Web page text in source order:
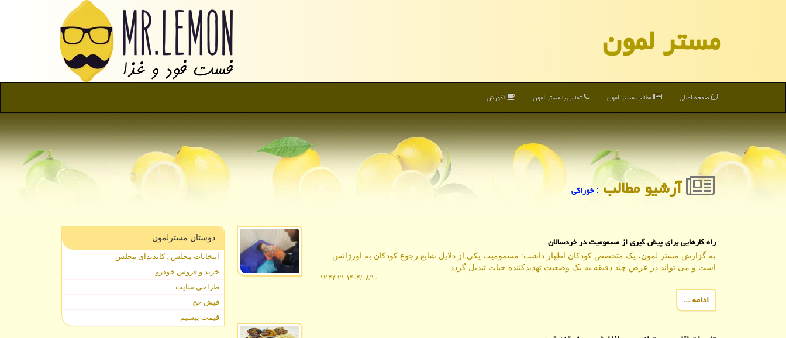
مستر لمون
صفحه اصلی مطالب مستر لمون تماس با مستر لمون آموزش
آرشیو مطالب : خوراكی
راه کارهایی برای پیش گیری از مسمومیت در خردسالان
به گزارش مستر لمون، یک متخصص کودکان اظهار داشت: مسمومیت یکی از دلایل شایع رجوع کودکان به اورژانس
است و می تواند در عرض چند دقیقه به یک وضعیت تهدیدکننده حیات تبدیل گردد.
۱۴۰۴/۰۸/۱۰ ۱۲:۴۴:۲۱
ادامه ...
دوستان مسترلمون
انتخابات مجلس ، کاندیدای مجلس
خرید و فروش خودرو
طراحی سایت
فیش حج
قیمت بیسیم